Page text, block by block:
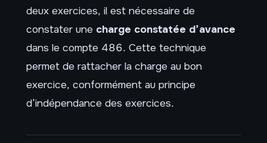
deux exercices, il est nécessaire de
constater une charge constatée d’avance
dans le compte 486. Cette technique
permet de rattacher la charge au bon
exercice, conformément au principe
d’indépendance des exercices.